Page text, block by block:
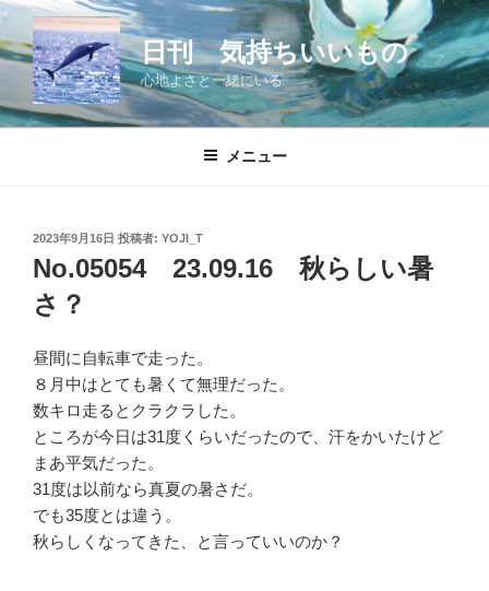
コ
ン
テ
ツ
日刊 気持ちいいもの
心地よさと一緒にいる
メニュー
投
稿
日:
2023年9月16日 投稿者: YOJI_T
No.05054 23.09.16 秋らしい暑
さ？
昼間に自転車で走った。
８月中はとても暑くて無理だった。
数キロ走るとクラクラした。
ところが今日は31度くらいだったので、汗をかいたけど
まあ平気だった。
31度は以前なら真夏の暑さだ。
でも35度とは違う。
秋らしくなってきた、と言っていいのか？